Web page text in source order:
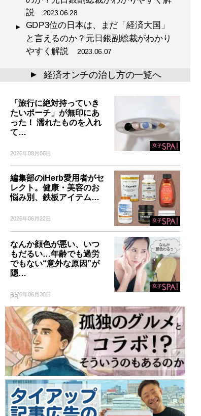
説 2023.06.28
GDP3位の日本は、まだ「経済大国」
と言えるのか？元日銀副総裁がわかり
やすく解説 2023.06.07
▲ 経済オンチの治し方の一覧へ
「旅行に絶対持っていき
たいポーチ」が無印にあ
った！ 濡れたものを入れ
て…
2026年08月06日
編集部のiHerb愛用者がセ
レクト。健康・美容のお
悩み別、鉄板アイテム…
2026年06月22日
なんか顔色が悪い、いつ
もだるい…年齢でも過労
でもない“意外な原因”が
隠…
2026年06月30日
PR